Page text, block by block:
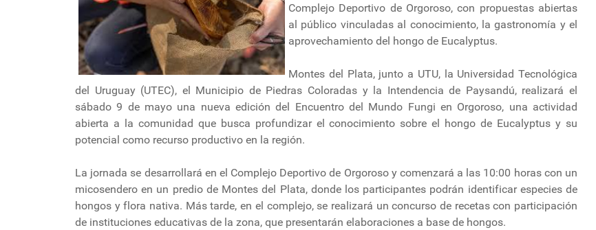
Complejo Deportivo de Orgoroso, con propuestas abiertas
al público vinculadas al conocimiento, la gastronomía y el
aprovechamiento del hongo de Eucalyptus.
Montes del Plata, junto a UTU, la Universidad Tecnológica
del Uruguay (UTEC), el Municipio de Piedras Coloradas y la Intendencia de Paysandú, realizará el
sábado 9 de mayo una nueva edición del Encuentro del Mundo Fungi en Orgoroso, una actividad
abierta a la comunidad que busca profundizar el conocimiento sobre el hongo de Eucalyptus y su
potencial como recurso productivo en la región.
La jornada se desarrollará en el Complejo Deportivo de Orgoroso y comenzará a las 10:00 horas con un
micosendero en un predio de Montes del Plata, donde los participantes podrán identificar especies de
hongos y flora nativa. Más tarde, en el complejo, se realizará un concurso de recetas con participación
de instituciones educativas de la zona, que presentarán elaboraciones a base de hongos.